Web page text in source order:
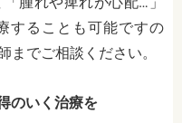
することも可能ですの
までご相談ください。
のいく治療を